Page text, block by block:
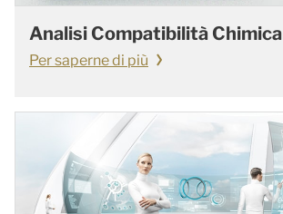
Analisi Compatibilità Chimica
Per saperne di più